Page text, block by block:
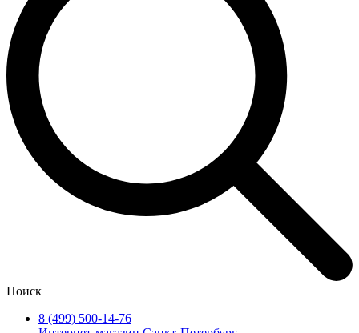
Поиск
8 (499) 500-14-76